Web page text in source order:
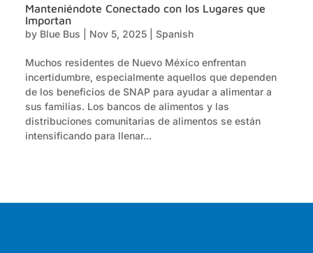
Manteniéndote Conectado con los Lugares que
Importan
by Blue Bus Nov 5, 2025| Spanish
Muchos residentes de Nuevo México enfrentan
incertidumbre, especialmente aquellos que dependen
de los beneficios de SNAP para ayudar a alimentar a
sus familias. Los bancos de alimentos y las
distribuciones comunitarias de alimentos se están
intensificando para llenar...